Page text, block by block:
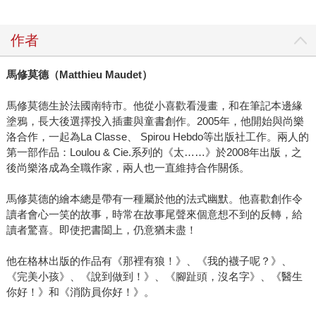
作者
馬修莫德（Matthieu Maudet）
馬修莫德生於法國南特市。他從小喜歡看漫畫，和在筆記本邊緣
塗鴉，長大後選擇投入插畫與童書創作。2005年，他開始與尚樂
洛合作，一起為La Classe、 Spirou Hebdo等出版社工作。兩人的
第一部作品：Loulou & Cie.系列的《太……》於2008年出版，之
後尚樂洛成為全職作家，兩人也一直維持合作關係。
馬修莫德的繪本總是帶有一種屬於他的法式幽默。他喜歡創作令
讀者會心一笑的故事，時常在故事尾聲來個意想不到的反轉，給
讀者驚喜。即使把書闔上，仍意猶未盡！
他在格林出版的作品有《那裡有狼！》、《我的襪子呢？》、
《完美小孩》、《說到做到！》、《腳趾頭，沒名字》、《醫生
你好！》和《消防員你好！》。